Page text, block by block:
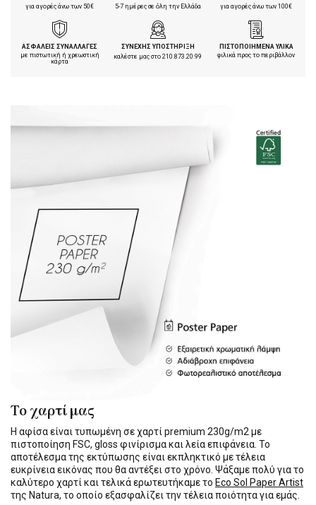
για αγορές άνω των 50€
5-7 ημέρες σε όλη την Ελλάδα
για αγορές άνω των 100€
ΑΣΦΑΛΕΙΣ ΣΥΝΑΛΛΑΓΕΣ
με πιστωτική ή χρεωστική
κάρτα
ΣΥΝΕΧΗΣ ΥΠΟΣΤΗΡΙΞΗ
καλέστε μας στο210.873.20.99
ΠΙΣΤΟΠΟΙΗΜΕΝΑ ΥΛΙΚΑ
φιλικά προς το περιβάλλον
Το χαρτί μας
Η αφίσα είναι τυπωμένη σε χαρτί premium 230g/m2 με
πιστοποίηση FSC, gloss φινίρισμα και λεία επιφάνεια. Το
αποτέλεσμα της εκτύπωσης είναι εκπληκτικό με τέλεια
ευκρίνεια εικόνας που θα αντέξει στο χρόνο. Ψάξαμε πολύ για το
καλύτερο χαρτί και τελικά ερωτευτήκαμε το Eco Sol Paper Artist
της Natura, το οποίο εξασφαλίζει την τέλεια ποιότητα για εμάς.